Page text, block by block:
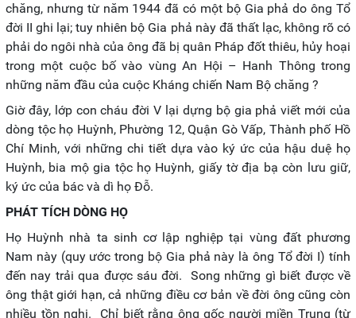
chăng, nhưng từ năm 1944 đã có một bộ Gia phả do ông Tổ
đời II ghi lại; tuy nhiên bộ Gia phả này đã thất lạc, không rõ có
phải do ngôi nhà của ông đã bị quân Pháp đốt thiêu, hủy hoại
trong một cuộc bố vào vùng An Hội – Hanh Thông trong
những năm đầu của cuộc Kháng chiến Nam Bộ chăng ?
Giờ đây, lớp con cháu đời V lại dựng bộ gia phả viết mới của
dòng tộc họ Huỳnh, Phường 12, Quận Gò Vấp, Thành phố Hồ
Chí Minh, với những chi tiết dựa vào ký ức của hậu duệ họ
Huỳnh, bia mộ gia tộc họ Huỳnh, giấy tờ địa bạ còn lưu giữ,
ký ức của bác và dì họ Đỗ.
PHÁT TÍCH DÒNG HỌ
Họ Huỳnh nhà ta sinh cơ lập nghiệp tại vùng đất phương
Nam này (quy ước trong bộ Gia phả này là ông Tổ đời I) tính
đến nay trải qua được sáu đời. Song những gì biết được về
ông thật giới hạn, cả những điều cơ bản về đời ông cũng còn
nhiều tồn nghi. Chỉ biết rằng ông gốc người miền Trung (từ